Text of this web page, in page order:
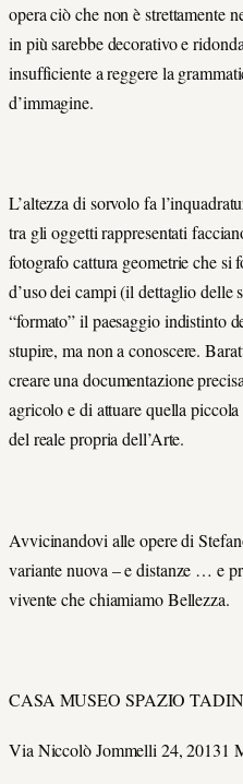
opera ciò che non è strettamente
in più sarebbe decorativo e
insufficiente a reggere la
d’immagine.
L’altezza di sorvolo fa
tra gli oggetti rappresentati
fotografo cattura geometrie che si
d’uso dei campi (il dettaglio delle
“formato” il paesaggio indistinto
stupire, ma non a conoscere.
creare una documentazione
agricolo e di attuare quella
del reale propria dell’Arte.
Avvicinandovi alle opere di
variante nuova – e distanze … e
vivente che chiamiamo Bellezza.
CASA MUSEO SPAZIO
Via Niccolò Jommelli 24, 20131